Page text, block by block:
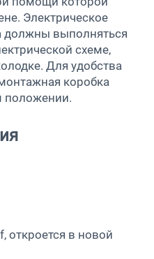
Электрическое
должны выполняться
схеме,
Для удобства
коробка
положении.
откроется в новой